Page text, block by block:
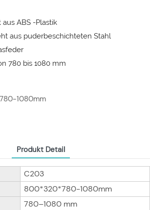
ABS -Plastik
aus puderbeschichteten Stahl
780 bis 1080 mm
1080mm
Produkt Detail
C203
800*320*780-1080mm
780–1080 mm